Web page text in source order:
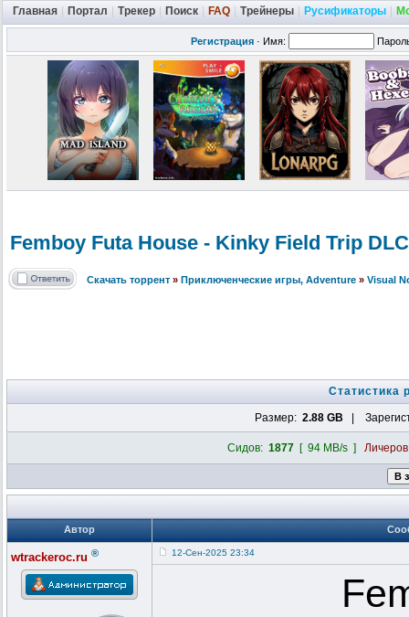
Главная Портал Трекер Поиск FAQ Трейнеры Русификаторы
Регистрация · Имя:
Femboy Futa House - Kinky Field Trip
Скачать торрент » Приключенческие игры, Adventure » Visual
Статистика
Размер: 2.88 GB |
Сидов: 1877 [ 94 MB/s ]
Автор
wtrackeroc.ru ® 12-Сен-2025 23:34